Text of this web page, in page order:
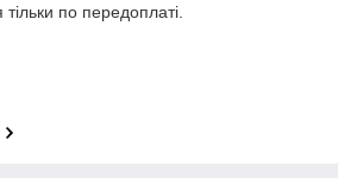
по передоплаті.